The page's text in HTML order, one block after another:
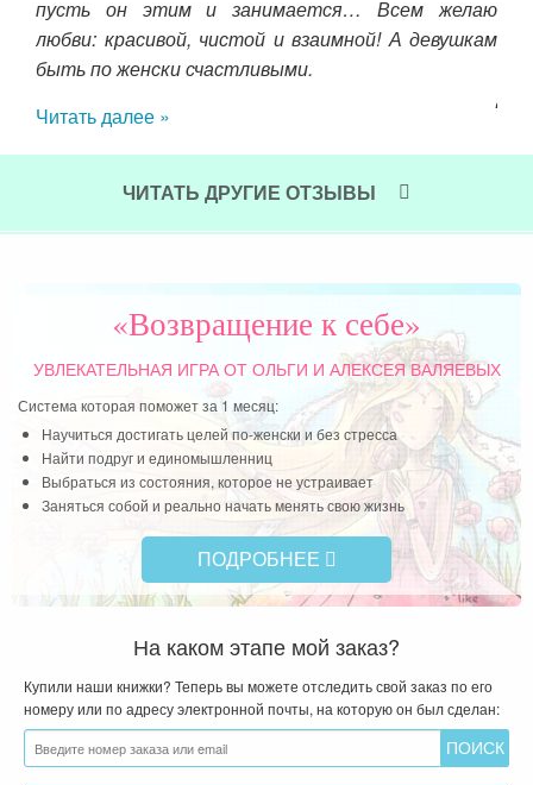
ли
пусть он этим и занимается… Всем желаю
любви: красивой, чистой и взаимной! А девушкам
быть по женски счастливыми.
Читать далее »
ЧИТАТЬ ДРУГИЕ ОТЗЫВЫ
«Возвращение к себе»
УВЛЕКАТЕЛЬНАЯ ИГРАОТ ОЛЬГИ И АЛЕКСЕЯ ВАЛЯЕВЫХ
Система которая поможет за 1 месяц:
Научиться достигать целей по-женски и без стресса
Найти подруг и единомышленниц
Выбраться из состояния, которое не устраивает
Заняться собой и реально начать менять свою жизнь
ПОДРОБНЕЕ
На каком этапе мой заказ?
Купили наши книжки? Теперь вы можете отследить свой заказ по его
номеру или по адресу электронной почты, на которую он был сделан: